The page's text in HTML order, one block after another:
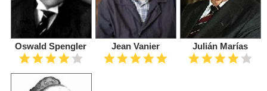
Oswald Spengler Jean Vanier Julián Marías